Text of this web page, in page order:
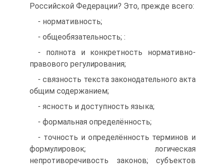
Российской Федерации? Это, прежде всего:
- нормативность;
- общеобязательность; :
- полнота и конкретность нормативно-
правового регулирования;
- связность текста законодательного акта
общим содержанием;
- ясность и доступность языка;
- формальная определённость;
- точность и определённость терминов и
формулировок; логическая
непротиворечивость законов; субъектов